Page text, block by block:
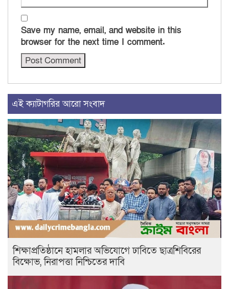
Save my name, email, and website in this
browser for the next time I comment.
এই ক্যাটাগরির আরো সংবাদ
শিক্ষাপ্রতিষ্ঠানে হামলার অভিযোগে ঢাবিতে ছাত্রশিবিরের
বিক্ষোভ, নিরাপত্তা নিশ্চিতের দাবি